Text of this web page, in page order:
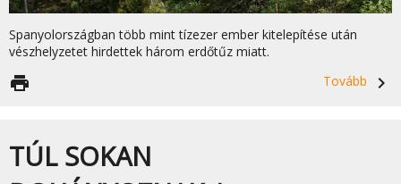
Spanyolországban több mint tízezer ember kitelepítése után
vészhelyzetet hirdettek három erdőtűz miatt.
Tovább
navigate_next
print
TÚL SOKAN